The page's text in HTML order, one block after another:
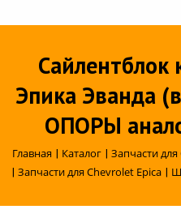
Сайлентблок
Эпика Эванда
ОПОРЫ
Главная | Каталог | Запчасти
| Запчасти для Chevrolet Epica |